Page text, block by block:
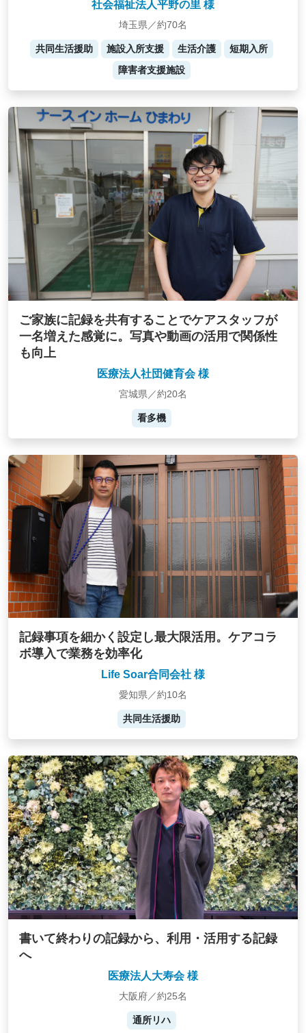
社会福祉法人平野の里 様
埼玉県／約70名
共同生活援助 施設入所支援 生活介護
短期入所
障害者支援施設
ご家族に記録を共有することでケアスタッフが
一名増えた感覚に。写真や動画の活用で関係性
も向上
医療法人社団健育会 様
宮城県／約20名
看多機
記録事項を細かく設定し最大限活用。ケアコラ
ボ導入で業務を効率化
Life Soar合同会社 様
愛知県／約10名
共同生活援助
書いて終わりの記録から、利用・活用する記録
へ
医療法人大寿会 様
大阪府／約25名
通所リハ